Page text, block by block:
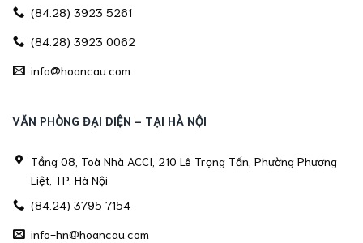
(84.28) 3923 5261
(84.28) 3923 0062
info@hoancau.com
VĂN PHÒNG ĐẠI DIỆN - TẠI HÀ NỘI
Tầng 08, Toà Nhà ACCI, 210 Lê Trọng Tấn, Phường Phương
Liệt, TP. Hà Nội
(84.24) 3795 7154
info-hn@hoancau.com